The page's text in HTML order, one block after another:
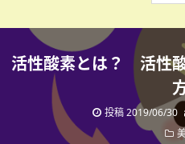
活性酸素とは？ 活性
投稿 2019/06/30